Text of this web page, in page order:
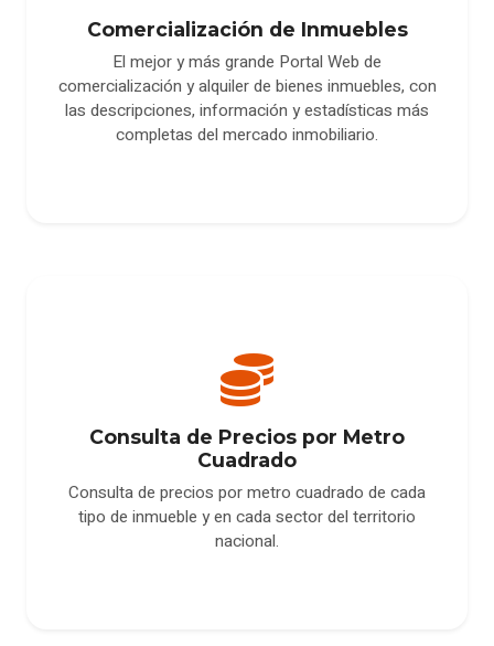
Comercialización de Inmuebles
El mejor y más grande Portal Web de
comercialización y alquiler de bienes inmuebles, con
las descripciones, información y estadísticas más
completas del mercado inmobiliario.
Consulta de Precios por Metro
Cuadrado
Consulta de precios por metro cuadrado de cada
tipo de inmueble y en cada sector del territorio
nacional.